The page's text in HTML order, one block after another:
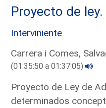
Proyecto de ley.
Interviniente
Carrera i Comes,
(01:35:50 a 01:37:05)
Proyecto de Ley de
determinados